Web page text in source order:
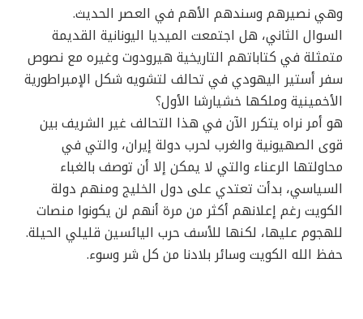
وهي نصيرهم وسندهم الأهم في العصر الحديث.
السوال الثاني، هل اجتمعت الميديا اليونانية القديمة
متمثلة في كتاباتهم التاريخية هيرودوت وغيره مع نصوص
سفر أستير اليهودي في تحالف لتشويه شكل الإمبراطورية
الأخمينية وملكها خشيارشا الأول؟
هو أمر نراه يتكرر الآن في هذا التحالف غير الشريف بين
قوى الصهيونية والغرب لحرب دولة إيران، والتي في
محاولتها الرعناء والتي لا يمكن إلا أن توصف بالغباء
السياسي، بدأت تعتدي على دول الخليج ومنهم دولة
الكويت رغم إعلانهم أكثر من مرة أنهم لن يكونوا منصات
للهجوم عليها، لكنها للأسف حرب اليائسين قليلي الحيلة.
حفظ الله الكويت وسائر بلادنا من كل شر وسوء.